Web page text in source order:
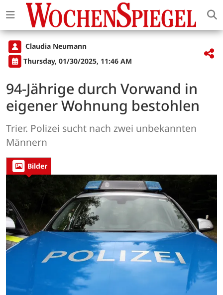
Claudia Neumann
Thursday, 01/30/2025, 11:46 AM
94-Jährige durch Vorwand in
eigener Wohnung bestohlen
Trier. Polizei sucht nach zwei unbekannten
Männern
Bilder